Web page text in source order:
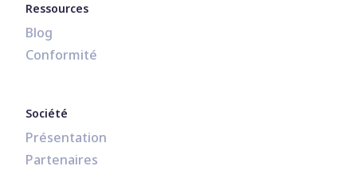
Ressources
Blog
Conformité
Société
Présentation
Partenaires